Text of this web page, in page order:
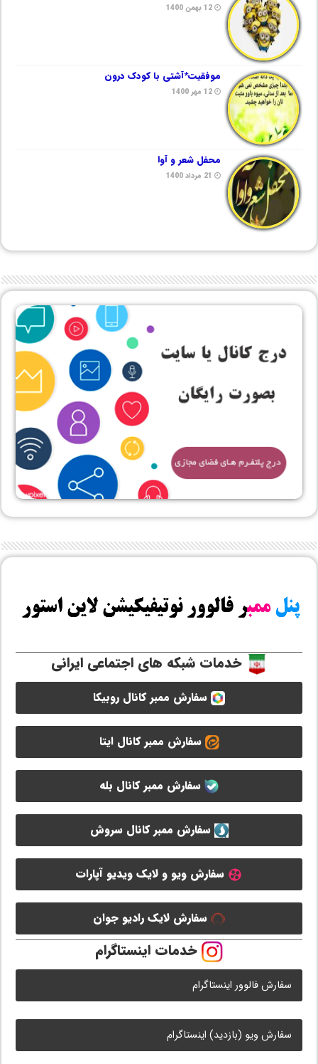
12 بهمن 1400
موفقیت*آشتی با کودک درون
12 مهر 1400
محفل شعر و آوا
21 مرداد 1400
خدمات شبکه های اجتماعی ایرانی
سفارش ممبر کانال روبیکا
سفارش ممبر کانال ایتا
سفارش ممبر کانال بله
سفارش ممبر کانال سروش
سفارش ویو و لایک ویدیو آپارات
سفارش لایک رادیو جوان
خدمات اینستاگرام
سفارش فالوور اینستاگرام
سفارش ویو (بازدید) اینستاگرام